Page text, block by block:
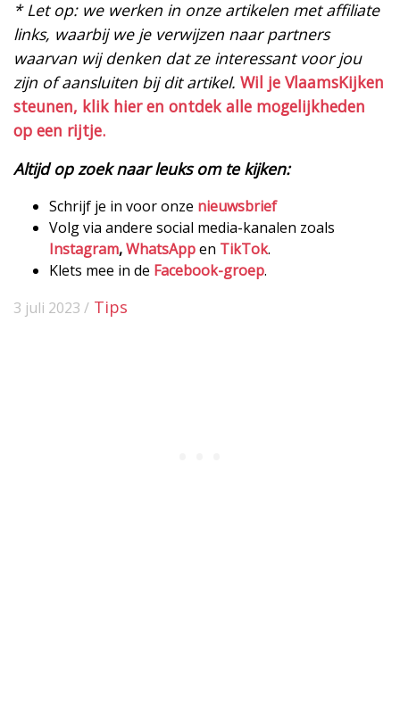
* Let op: we werken in onze artikelen met affiliate
links, waarbij we je verwijzen naar partners
waarvan wij denken dat ze interessant voor jou
zijn of aansluiten bij dit artikel. Wil je VlaamsKijken
steunen, klik hier en ontdek alle mogelijkheden
op een rijtje.
Altijd op zoek naar leuks om te kijken:
Schrijf je in voor onze nieuwsbrief
Volg via andere social media-kanalen zoals
Instagram,WhatsAppen TikTok.
Klets mee in de Facebook-groep.
3 juli 2023 / Tips